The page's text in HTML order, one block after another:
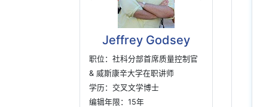
Dr. Howard. F
职位：化学/生物化学首席编辑
学历：康奈尔大学生物化学博士
编辑年限：15年
编辑文稿：2000+